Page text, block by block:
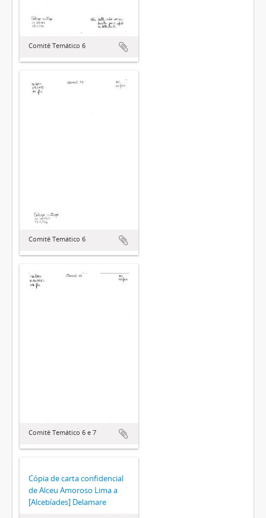
Comitê Temático 6
Comitê Temático 6
Comitê Temático 6 e 7
Cópia de carta confidencial
de Alceu Amoroso Lima a
[Alcebíades] Delamare